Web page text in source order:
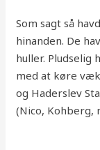
Som sagt så
hinanden. De
huller. Pludselig
med at køre
og Haderslev
(Nico, Kohberg,